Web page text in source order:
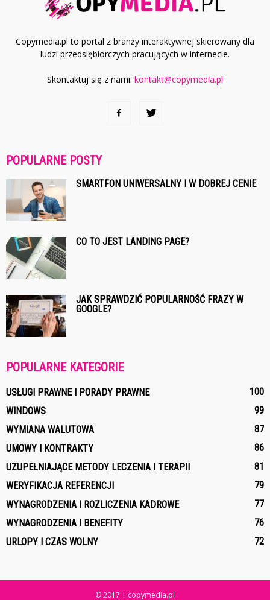
Copymedia.pl to portal z branży interaktywnej skierowany dla
ludzi przedsiębiorczych pracujących w internecie.
Skontaktuj się z nami: kontakt@copymedia.pl
POPULARNE POSTY
SMARTFON UNIWERSALNY I W DOBREJ CENIE
CO TO JEST LANDING PAGE?
JAK SPRAWDZIĆ POPULARNOŚĆ FRAZY W
GOOGLE?
POPULARNE KATEGORIE
USŁUGI PRAWNE I PORADY PRAWNE
100
WINDOWS
99
WYMIANA WALUTOWA
87
UMOWY I KONTRAKTY
86
UZUPEŁNIAJĄCE METODY LECZENIA I TERAPII
81
WERYFIKACJA REFERENCJI
79
WYNAGRODZENIA I ROZLICZENIA KADROWE
77
WYNAGRODZENIA I BENEFITY
76
URLOPY I CZAS WOLNY
72
© 2017 | copymedia.pl